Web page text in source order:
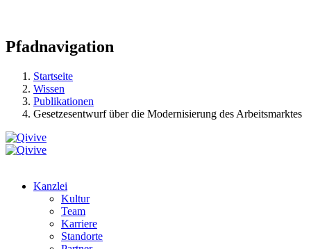
Pfadnavigation
Startseite
Wissen
Publikationen
Gesetzesentwurf über die Modernisierung des Arbeitsmarktes
Kanzlei
Kultur
Team
Karriere
Standorte